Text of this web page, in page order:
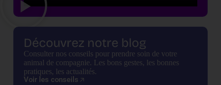
Découvrez notre blog
Consulter nos conseils pour prendre soin de votre
animal de compagnie. Les bons gestes, les bonnes
pratiques, les actualités.
Voir les conseils